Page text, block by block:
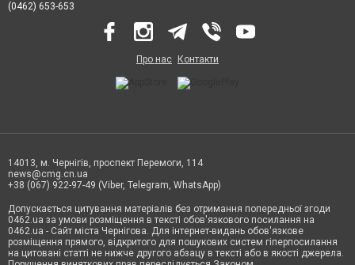
(0462) 653-653
Про нас Контакти
14013, м. Чернігів, проспект Перемоги, 114
news@cmg.cn.ua
+38 (067) 922-97-49 (Viber, Telegram, WhatsApp)
Допускається цитування матеріалів без отримання попередньої згоди
0462.ua за умови розміщення в тексті обов'язкового посилання на
0462.ua - Сайт міста Чернігова. Для інтернет-видань обов'язкове
розміщення прямого, відкритого для пошукових систем гіперпосилання
на цитовані статті не нижче другого абзацу в тексті або в якості джерела.